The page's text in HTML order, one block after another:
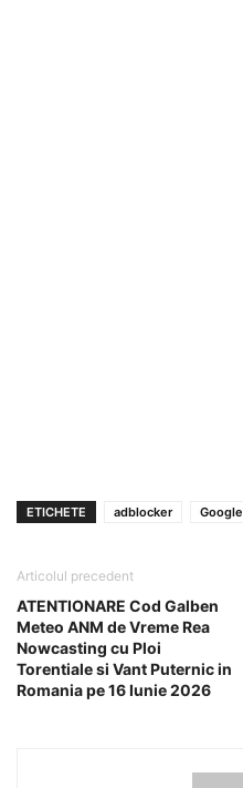
ETICHETE adblocker Google
Articolul precedent
ATENTIONARE Cod Galben
Meteo ANM de Vreme Rea
Nowcasting cu Ploi
Torentiale si Vant Puternic in
Romania pe 16 Iunie 2026